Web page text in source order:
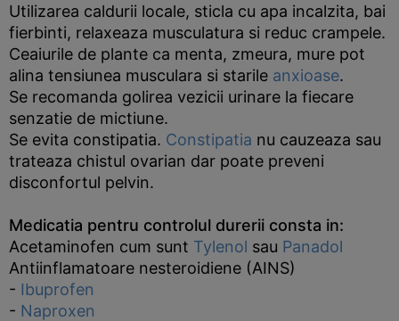
Utilizarea caldurii locale, sticla cu apa incalzita, bai
fierbinti, relaxeaza musculatura si reduc crampele.
Ceaiurile de plante ca menta, zmeura, mure pot
alina tensiunea musculara si starile anxioase.
Se recomanda golirea vezicii urinare la fiecare
senzatie de mictiune.
Se evita constipatia. Constipatia nu cauzeaza sau
trateaza chistul ovarian dar poate preveni
disconfortul pelvin.
Medicatia pentru controlul durerii consta in:
Acetaminofen cum sunt Tylenol sau Panadol
Antiinflamatoare nesteroidiene (AINS)
- Ibuprofen
- Naproxen